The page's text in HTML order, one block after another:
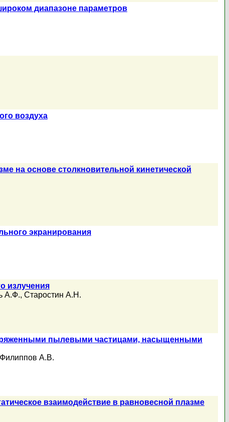
диапазоне параметров
воздуха
на основе столкновительной кинетической
экранирования
излучения
А.Ф., Старостин А.Н.
пылевыми частицами, насыщенными
Филиппов А.В.
взаимодействие в равновесной плазме